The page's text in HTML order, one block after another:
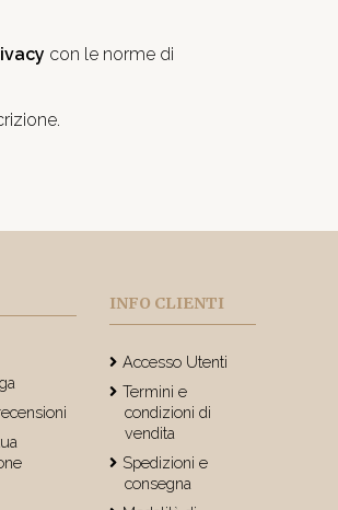
con le norme di
INFO CLIENTI
Accesso Utenti
Termini e
condizioni di
vendita
Spedizioni e
consegna